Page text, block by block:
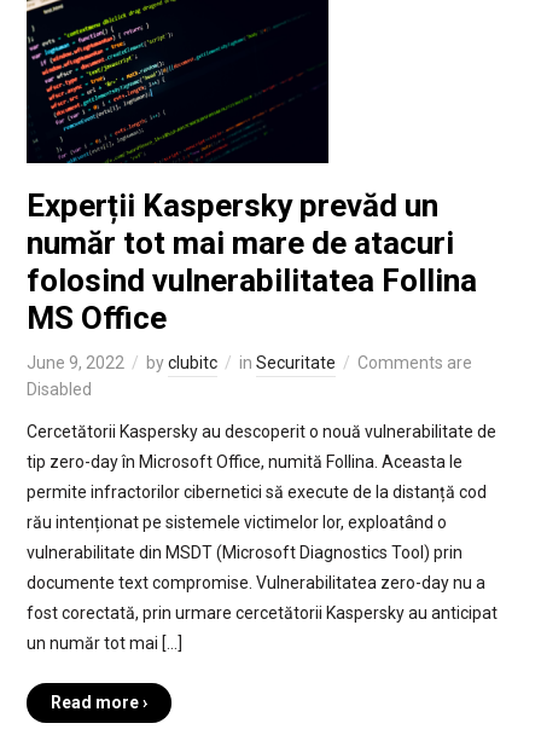
Experții Kaspersky prevăd un
număr tot mai mare de atacuri
folosind vulnerabilitatea Follina
MS Office
June 9, 2022 byclubitc in Securitate
Comments are
Disabled
Cercetătorii Kaspersky au descoperit o nouă vulnerabilitate de
tip zero-day în Microsoft Office, numită Follina. Aceasta le
permite infractorilor cibernetici să execute de la distanță cod
rău intenționat pe sistemele victimelor lor, exploatând o
vulnerabilitate din MSDT (Microsoft Diagnostics Tool) prin
documente text compromise. Vulnerabilitatea zero-day nu a
fost corectată, prin urmare cercetătorii Kaspersky au anticipat
un număr tot mai […]
Read more ›